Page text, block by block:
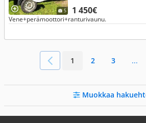
5 1 450€
Vene+perämoottori+ranturivaunu.
1 2 3 ...
Muokkaa